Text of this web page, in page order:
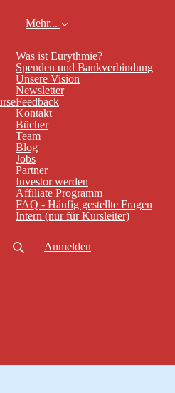
Mehr...
Was ist Eurythmie?
Spenden und Bankverbindung
Unsere Vision
Newsletter
Feedback
Kontakt
Bücher
Team
Blog
Jobs
Partner
Investor werden
Affiliate Programm
FAQ - Häufig gestellte Fragen
Intern (nur für Kursleiter)
Anmelden